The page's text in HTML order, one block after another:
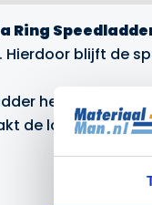
Ring
Hierdoor blijft de
heeft u
de ladder